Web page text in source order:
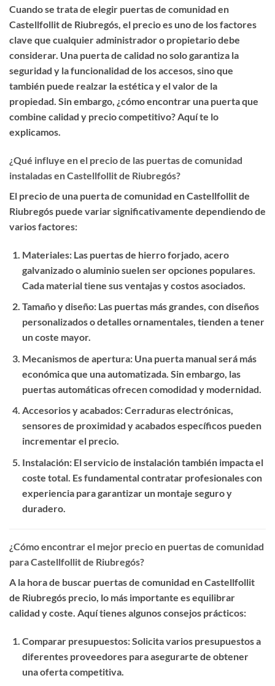
Cuando se trata de elegir puertas de comunidad en
Castellfollit de Riubregós, el precioes uno de los factores
clave que cualquier administrador o propietario debe
considerar. Una puerta de calidad no solo garantiza la
seguridad y la funcionalidad de los accesos, sino que
también puede realzar la estética y el valor de la
propiedad. Sin embargo, ¿cómo encontrar una puerta que
combine calidad y precio competitivo? Aquí te lo
explicamos.
¿Qué influye en el precio de las puertas de comunidad
instaladas en Castellfollit de Riubregós?
El precio de una puerta de comunidad en Castellfollit de
Riubregós puede variar significativamente dependiendo de
varios factores:
Materiales: Las puertas de hierro forjado, acero
galvanizado o aluminio suelen ser opciones populares.
Cada material tiene sus ventajas y costos asociados.
Tamaño y diseño: Las puertas más grandes, con diseños
personalizados o detalles ornamentales, tienden a tener
un coste mayor.
Mecanismos de apertura: Una puerta manual será más
económica que una automatizada. Sin embargo, las
puertas automáticas ofrecen comodidad y modernidad.
Accesorios y acabados: Cerraduras electrónicas,
sensores de proximidad y acabados específicos pueden
incrementar el precio.
Instalación: El servicio de instalación también impacta el
coste total. Es fundamental contratar profesionales con
experiencia para garantizar un montaje seguro y
duradero.
¿Cómo encontrar el mejor precio en puertas de comunidad
para Castellfollit de Riubregós?
A la hora de buscar puertas de comunidad en Castellfollit
de Riubregós precio, lo más importante es equilibrar
calidad y coste. Aquí tienes algunos consejos prácticos:
Comparar presupuestos: Solicita varios presupuestos a
diferentes proveedores para asegurarte de obtener
una oferta competitiva.